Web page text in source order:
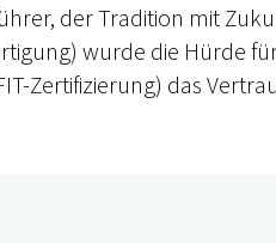
der Tradition mit
wurde die Hürde
Zertifizierung) das